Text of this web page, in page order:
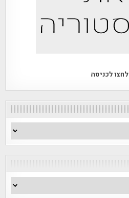
לחצו לכניסה